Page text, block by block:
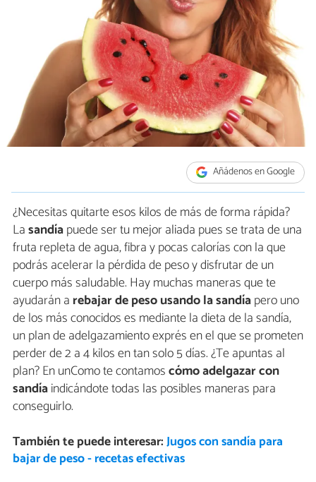
Añádenos en Google
¿Necesitas quitarte esos kilos de más de forma rápida?
Lasandíapuede ser tu mejor aliada pues se trata de una
fruta repleta de agua, fibra y pocas calorías con la que
podrás acelerar la pérdida de peso y disfrutar de un
cuerpo más saludable. Hay muchas maneras que te
ayudarán a rebajar de peso usando la sandíapero uno
de los más conocidos es mediante la dieta de la sandía,
un plan de adelgazamiento exprés en el que se prometen
perder de 2 a 4 kilos en tan solo 5 días. ¿Te apuntas al
plan? En unComo te contamoscómo adelgazar con
sandíaindicándote todas las posibles maneras para
conseguirlo.
También te puede interesar:Jugos con sandía para
bajar de peso - recetas efectivas